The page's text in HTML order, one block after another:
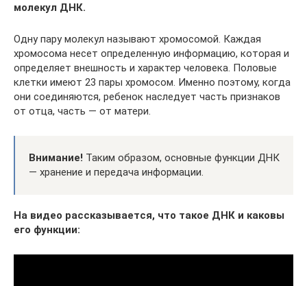
молекул ДНК.
Одну пару молекул называют хромосомой. Каждая
хромосома несет определенную информацию, которая и
определяет внешность и характер человека. Половые
клетки имеют 23 пары хромосом. Именно поэтому, когда
они соединяются, ребенок наследует часть признаков
от отца, часть — от матери.
Внимание! Таким образом, основные функции ДНК
— хранение и передача информации.
На видео рассказывается, что такое ДНК и каковы
его функции: